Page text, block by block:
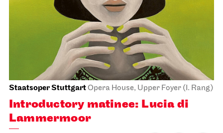
Staatsoper StuttgartOpera House, Upper Foyer (I. Rang)
Introductory matinee: Lucia di
Lammermoor